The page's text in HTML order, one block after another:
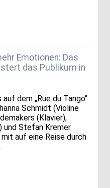
Emotionen: Das
das Publikum in
dem „Rue du Tango“
Schmidt (Violine
(Klavier),
und Stefan Kremer
auf eine Reise durch